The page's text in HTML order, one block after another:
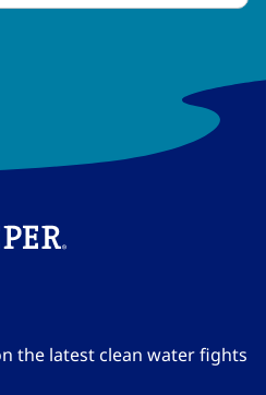
the latest clean water fights